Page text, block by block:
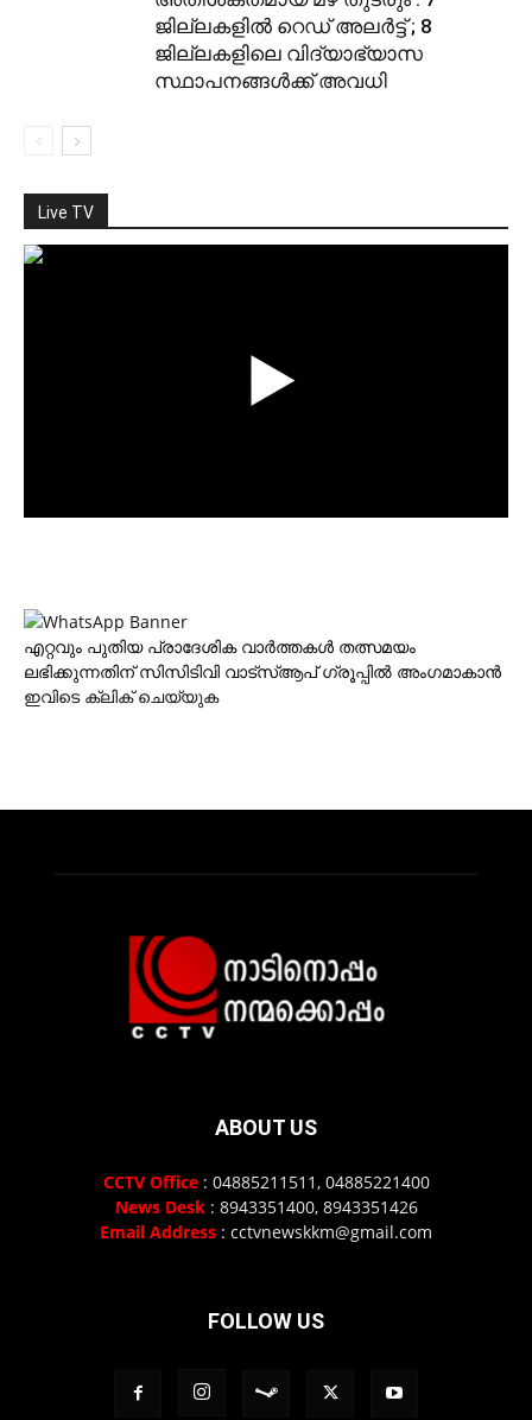
ജില്ലകളിൽ റെഡ് അലർട്ട് ; 8
ജില്ലകളിലെ വിദ്യാഭ്യാസ
സ്ഥാപനങ്ങള്‍ക്ക് അവധി
Live TV
എറ്റവും പുതിയ പ്രാദേശിക വാര്‍ത്തകള്‍ തത്സമയം
ലഭിക്കുന്നതിന് സിസിടിവി വാട്‌സ്ആപ് ഗ്രൂപ്പില്‍ അംഗമാകാന്‍
ഇവിടെ ക്ലിക് ചെയ്യുക
ABOUT US
CCTV Office: 04885211511, 04885221400
News Desk: 8943351400, 8943351426
Email Address : cctvnewskkm@gmail.com
FOLLOW US